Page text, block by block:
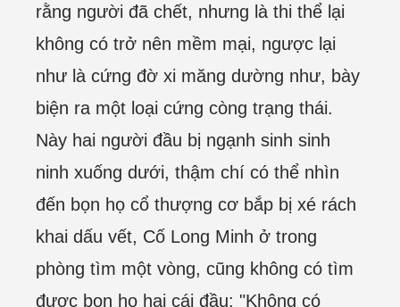
rằng người đã chết, nhưng là thi thể lại
không có trở nên mềm mại, ngược lại
như là cứng đờ xi măng dường như, bày
biện ra một loại cứng còng trạng thái.
Này hai người đầu bị ngạnh sinh sinh
ninh xuống dưới, thậm chí có thể nhìn
đến bọn họ cổ thượng cơ bắp bị xé rách
khai dấu vết, Cố Long Minh ở trong
phòng tìm một vòng, cũng không có tìm
được bọn họ hai cái đầu: "Không có